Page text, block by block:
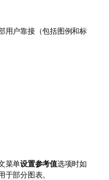
用户靠接（包括图例和标
菜单设置参考值选项时如
部分图表。